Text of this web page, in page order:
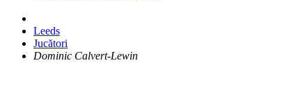
Leeds
Jucători
Dominic Calvert-Lewin